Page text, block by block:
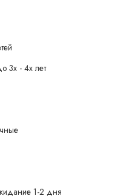
3х - 4х лет
1-2 дня